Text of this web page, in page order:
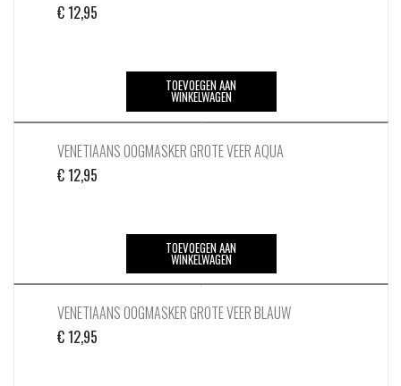
€12,95
TOEVOEGEN AAN
WINKELWAGEN
VENETIAANS OOGMASKER GROTE VEER AQUA
€12,95
TOEVOEGEN AAN
WINKELWAGEN
VENETIAANS OOGMASKER GROTE VEER BLAUW
€12,95